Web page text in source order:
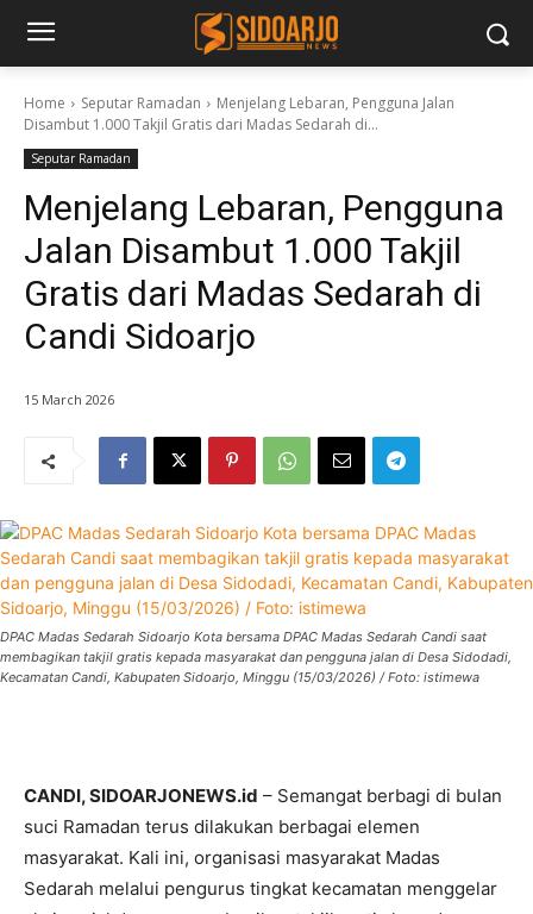
Home Seputar Ramadan
Menjelang Lebaran, Pengguna Jalan
Disambut 1.000 Takjil Gratis dari Madas Sedarah di...
Seputar Ramadan
Menjelang Lebaran, Pengguna
Jalan Disambut 1.000 Takjil
Gratis dari Madas Sedarah di
Candi Sidoarjo
15 March 2026
DPAC Madas Sedarah Sidoarjo Kota bersama DPAC Madas Sedarah Candi saat
membagikan takjil gratis kepada masyarakat dan pengguna jalan di Desa Sidodadi,
Kecamatan Candi, Kabupaten Sidoarjo, Minggu (15/03/2026) / Foto: istimewa
CANDI, SIDOARJONEWS.id – Semangat berbagi di bulan
suci Ramadan terus dilakukan berbagai elemen
masyarakat. Kali ini, organisasi masyarakat Madas
Sedarah melalui pengurus tingkat kecamatan menggelar